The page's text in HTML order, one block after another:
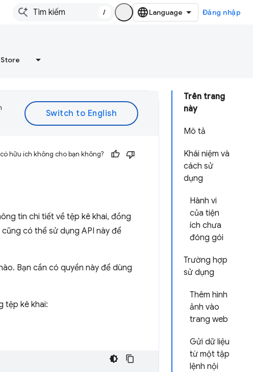
/ Đăng nhập
Trên trang
này
Mô tả
Khái niệm và
cách sử
dụng
Hành vi
của tiện
ích chưa
đóng gói
Trường hợp
sử dụng
Thêm hình
ảnh vào
trang web
Gửi dữ liệu
từ một tập
lệnh nội
hữu ích không cho bạn không?
tin chi tiết về tệp kê khai, đồng
có thể sử dụng API này để
Bạn cần có quyền này để dùng
tệp kê khai: